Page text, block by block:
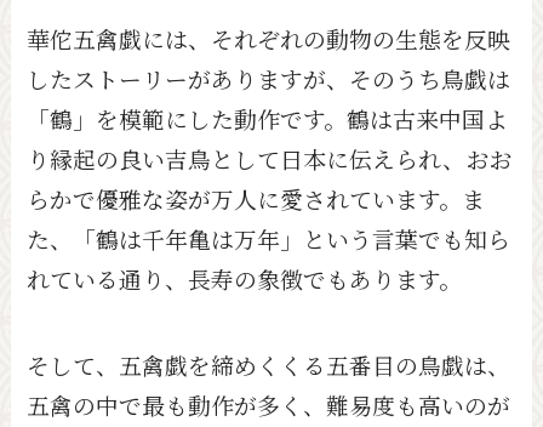
華佗五禽戯には、それぞれの動物の生態を反映
したストーリーがありますが、そのうち鳥戯は
「鶴」を模範にした動作です。鶴は古来中国よ
り縁起の良い吉鳥として日本に伝えられ、おお
らかで優雅な姿が万人に愛されています。ま
た、「鶴は千年亀は万年」という言葉でも知ら
れている通り、長寿の象徴でもあります。
そして、五禽戯を締めくくる五番目の鳥戯は、
五禽の中で最も動作が多く、難易度も高いのが